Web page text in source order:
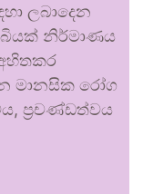
ලබාදෙන
නිර්මාණය
මානසික රෝග
ප්‍රචණ්ඩත්වය